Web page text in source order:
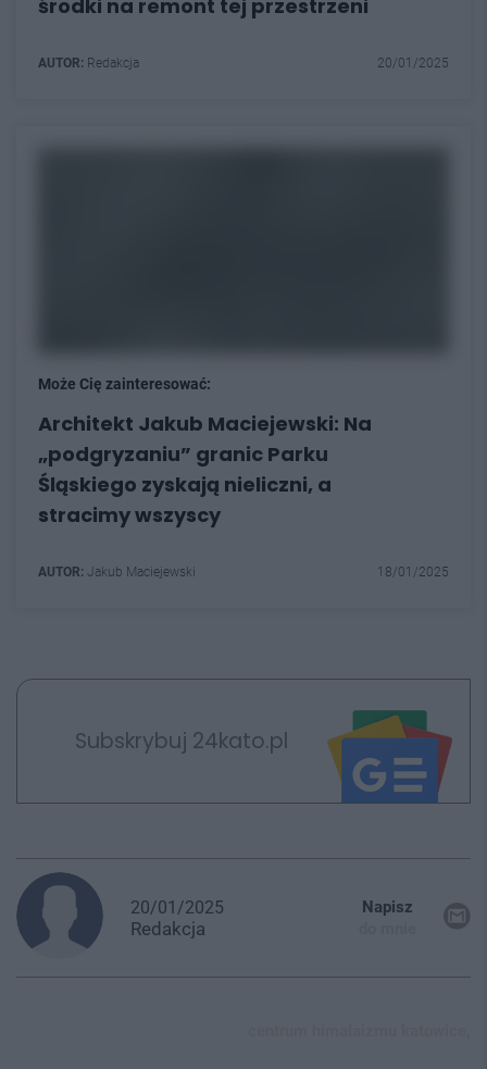
środki na remont tej przestrzeni
AUTOR: Redakcja 20/01/2025
Może Cię zainteresować:
Architekt Jakub Maciejewski: Na
„podgryzaniu” granic Parku
Śląskiego zyskają nieliczni, a
stracimy wszyscy
AUTOR: Jakub Maciejewski 18/01/2025
Subskrybuj 24kato.pl
20/01/2025
Redakcja
Napisz